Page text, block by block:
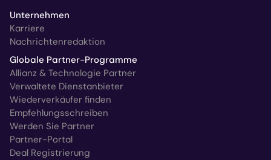
Unternehmen
Karriere
Nachrichtenredaktion
Globale Partner-Programme
Allianz & Technologie Partner
Verwaltete Dienstanbieter
Wiederverkäufer finden
Empfehlungsschreiben
Werden Sie Partner
Partner-Portal
Deal Registrierung